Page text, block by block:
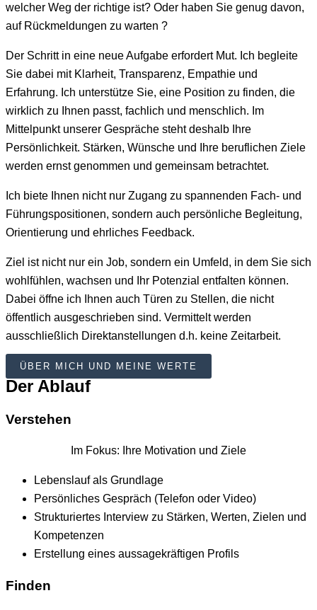
welcher Weg der richtige ist? Oder haben Sie genug davon,
auf Rückmeldungen zu warten ?
Der Schritt in eine neue Aufgabe erfordert Mut. Ich begleite
Sie dabei mit Klarheit, Transparenz, Empathie und
Erfahrung. Ich unterstütze Sie, eine Position zu finden, die
wirklich zu Ihnen passt, fachlich und menschlich. Im
Mittelpunkt unserer Gespräche steht deshalb Ihre
Persönlichkeit. Stärken, Wünsche und
Ihre beruflichen Ziele
werden ernst genommen und gemeinsam betrachtet.
Ich biete Ihnen nicht nur Zugang zu spannenden Fach- und
Führungspositionen, sondern auch persönliche Begleitung,
Orientierung und ehrliches Feedback.
Ziel ist nicht nur ein Job, sondern ein Umfeld, in dem Sie sich
wohlfühlen, wachsen und Ihr Potenzial entfalten können.
Dabei öffne ich Ihnen auch Türen zu Stellen, die nicht
öffentlich ausgeschrieben sind. Vermittelt werden
ausschließlich Direktanstellungen d.h. keine Zeitarbeit.
ÜBER MICH UND MEINE WERTE
Der Ablauf
Verstehen
Im Fokus: Ihre Motivation und Ziele
Lebenslauf als Grundlage
Persönliches Gespräch (Telefon oder Video)
Strukturiertes Interview zu Stärken, Werten, Zielen und
Kompetenzen
Erstellung eines aussagekräftigen Profils
Finden